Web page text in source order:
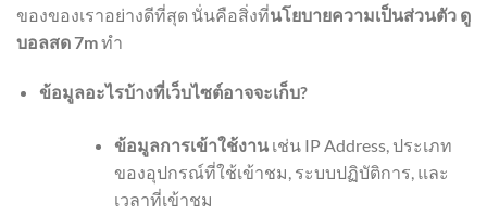
ของของเราอย่างดีที่สุด นั่นคือสิ่งที่นโยบายความเป็นส่วนตัว ดู
บอลสด 7mทำ
ข้อมูลอะไรบ้างที่เว็บไซต์อาจจะเก็บ?
ข้อมูลการเข้าใช้งานเช่น IP Address, ประเภท
ของอุปกรณ์ที่ใช้เข้าชม, ระบบปฏิบัติการ, และ
เวลาที่เข้าชม